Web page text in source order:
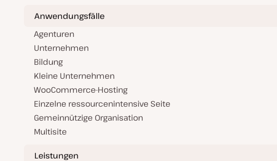
Anwendungsfälle
Agenturen
Unternehmen
Bildung
Kleine Unternehmen
WooCommerce-Hosting
Einzelne ressourcenintensive Seite
Gemeinnützige Organisation
Multisite
Leistungen